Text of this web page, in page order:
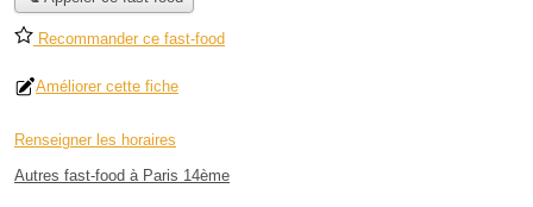
Recommander ce fast-food
Améliorer cette fiche
Renseigner les horaires
Autres fast-food à Paris 14ème